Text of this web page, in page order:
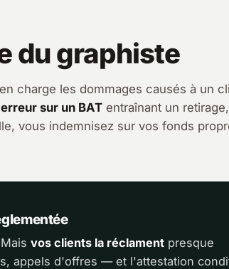
du graphiste
charge les dommages causés à un
erreur sur un BATentraînant un retirage,
vous indemnisez sur vos fonds
Maisvos clients la réclament presque
appels d'offres — et l'attestation